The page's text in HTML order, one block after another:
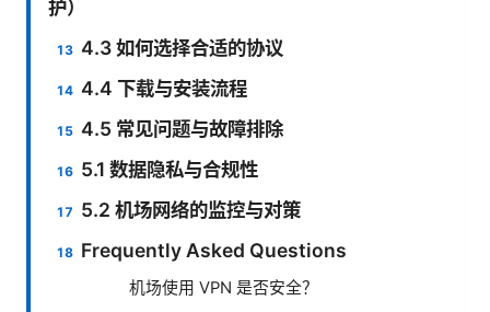
护）
4.3 如何选择合适的协议
4.4 下载与安装流程
4.5 常见问题与故障排除
5.1 数据隐私与合规性
5.2 机场网络的监控与对策
Frequently Asked Questions
机场使用 VPN 是否安全？